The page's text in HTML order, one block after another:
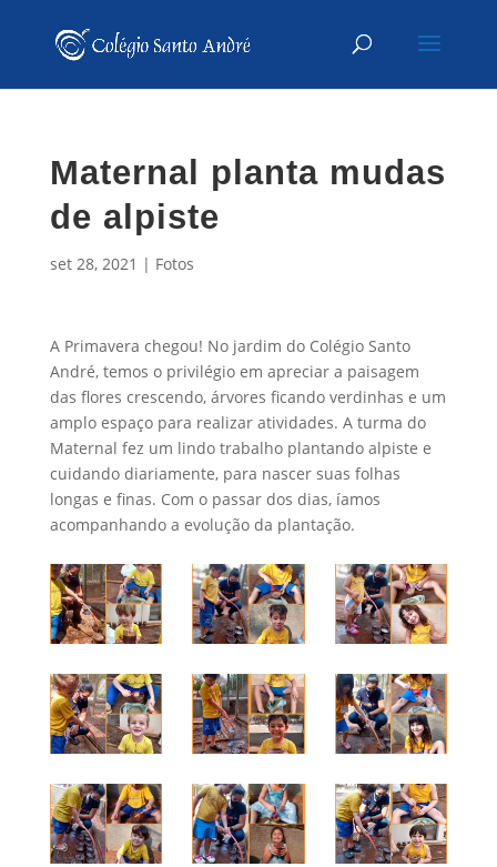
Maternal planta mudas
de alpiste
set 28, 2021 | Fotos
A Primavera chegou! No jardim do Colégio Santo
André, temos o privilégio em apreciar a paisagem
das flores crescendo, árvores ficando verdinhas e um
amplo espaço para realizar atividades. A turma do
Maternal fez um lindo trabalho plantando alpiste e
cuidando diariamente, para nascer suas folhas
longas e finas. Com o passar dos dias, íamos
acompanhando a evolução da plantação.